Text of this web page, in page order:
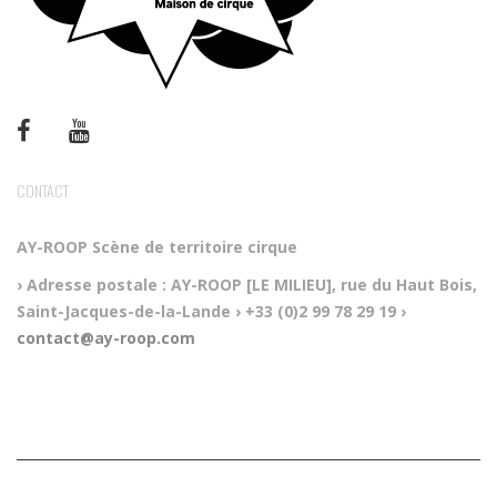
CONTACT
AY-ROOP Scène de territoire cirque
› Adresse postale : AY-ROOP [LE MILIEU], rue du Haut Bois,
Saint-Jacques-de-la-Lande › +33 (0)2 99 78 29 19 ›
contact@ay-roop.com